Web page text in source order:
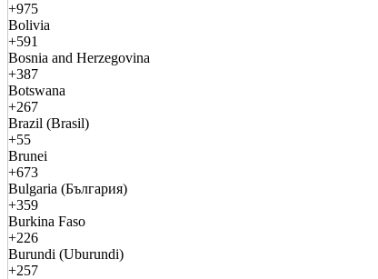
+975
Bolivia
+591
Bosnia and Herzegovina
+387
Botswana
+267
Brazil (Brasil)
+55
Brunei
+673
Bulgaria (България)
+359
Burkina Faso
+226
Burundi (Uburundi)
+257